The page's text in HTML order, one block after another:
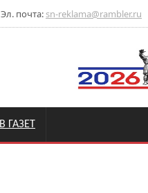
Эл. почта: sn-reklama@rambler.ru
ГАЗЕТ